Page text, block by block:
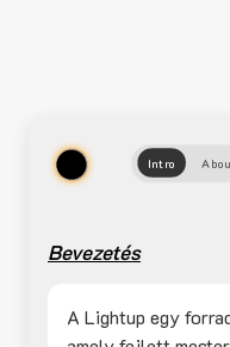
Intro
Bevezetés
A Lightup egy